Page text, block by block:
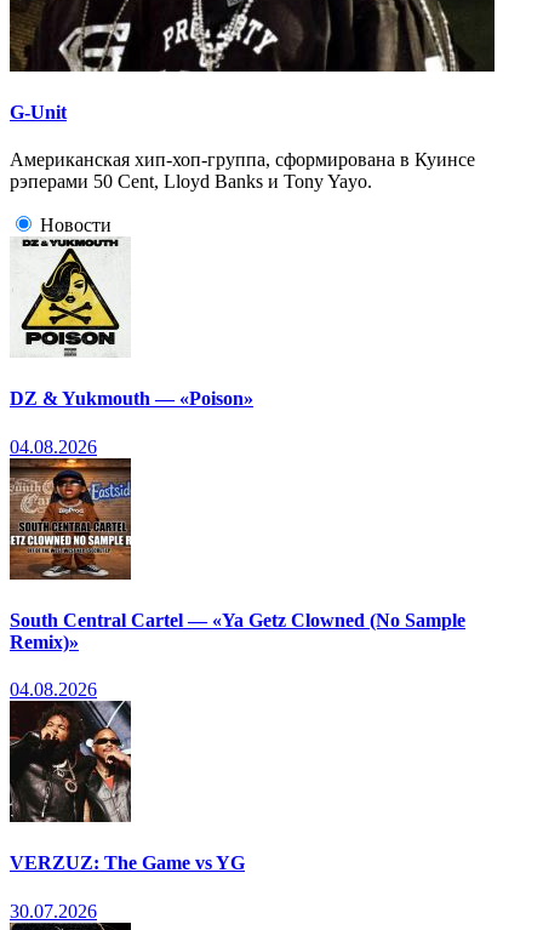
G-Unit
Американская хип-хоп-группа, сформирована в Куинсе
рэперами 50 Cent, Lloyd Banks и Tony Yayo.
Новости
DZ & Yukmouth — «Poison»
04.08.2026
South Central Cartel — «Ya Getz Clowned (No Sample
Remix)»
04.08.2026
VERZUZ: The Game vs YG
30.07.2026